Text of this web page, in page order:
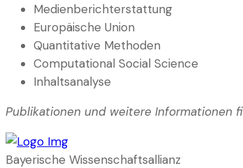
Medienberichterstattung
Europäische Union
Quantitative Methoden
Computational Social Science
Inhaltsanalyse
Publikationen und weitere Informationen
Bayerische Wissenschaftsallianz